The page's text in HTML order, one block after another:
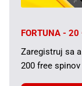
FORTUNA -
Zaregistruj sa
200 free